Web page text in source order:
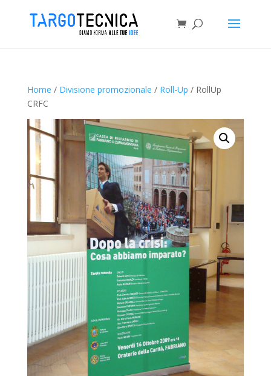
Home / Divisione promozionale / Roll-Up / RollUp
CRFC